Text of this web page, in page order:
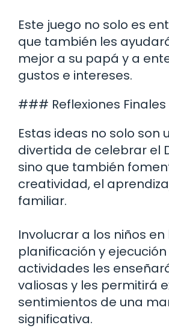
Este juego no solo es
que también les
mejor a su papá y a
gustos e intereses.
### Reflexiones Finales
Estas ideas no solo son
divertida de celebrar el
sino que también
creatividad, el
familiar.
Involucrar a los niños en
planificación y
actividades les
valiosas y les permitirá
sentimientos de una
significativa.